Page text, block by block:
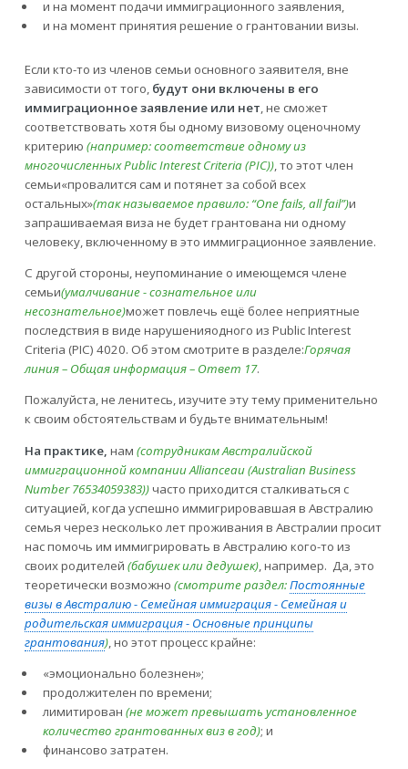
и на момент подачи иммиграционного заявления,
и на момент принятия решение о грантовании визы.
Если кто-то из членов семьи основного заявителя, вне
зависимости от того, будут они включены в его
иммиграционное заявление или нет, не сможет
соответствовать хотя бы одному визовому оценочному
критерию (например: соответствие одному из
многочисленных Public Interest Criteria (PIC)), то этот член
семьи«провалится сам и потянет за собой всех
остальных»(так называемое правило: “One fails, all fail”)и
запрашиваемая виза не будет грантована ни одному
человеку, включенному в это иммиграционное заявление.
С другой стороны, неупоминание о имеющемся члене
семьи(умалчивание - сознательное или
несознательное)может повлечь ещё более неприятные
последствия в виде нарушенияодного из Public Interest
Criteria (PIC) 4020. Об этом смотрите в разделе:Горячая
линия – Общая информация – Ответ 17.
Пожалуйста, не ленитесь, изучите эту тему применительно
к своим обстоятельствам и будьте внимательным!
На практике, нам (сотрудникам Австралийской
иммиграционной компании Allianceau (Australian Business
Number 76534059383))часто приходится сталкиваться с
ситуацией, когда успешно иммигрировавшая в Австралию
семья через несколько лет проживания в Австралии просит
нас помочь им иммигрировать в Австралию кого-то из
своих родителей (бабушек или дедушек), например. Да, это
теоретически возможно (смотрите раздел:Постоянные
визы в Австралию - Семейная иммиграция - Семейная и
родительская иммиграция - Основные принципы
грантования), но этот процесс крайне:
«эмоционально болезнен»;
продолжителен по времени;
лимитирован (не может превышать установленное
количество грантованных виз в год); и
финансово затратен.